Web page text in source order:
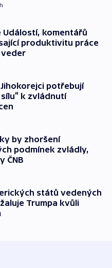
h
Událostí, komentářů
produktivitu práce
veder
potřebují
k zvládnutí
by zhoršení
podmínek zvládly,
ČNB
států vedených
Trumpa kvůli